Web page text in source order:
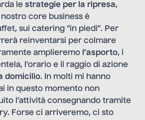
le strategie per la ripresa,
core business è
sui catering “in piedi”. Per
reinventarsi per colmare
amplieremo l’asporto, i
l’orario e il raggio di azione
domicilio. In molti mi hanno
in questo momento non
l’attività consegnando tramite
Forse ci arriveremo, ci sto